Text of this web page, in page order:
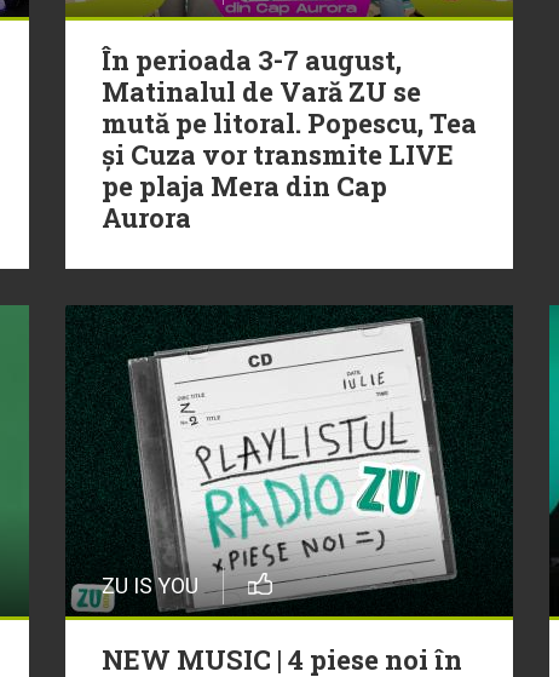
În perioada 3-7 august,
Matinalul de Vară ZU se
mută pe litoral. Popescu, Tea
și Cuza vor transmite LIVE
pe plaja Mera din Cap
Aurora
ZU IS YOU
NEW MUSIC | 4 piese noi în